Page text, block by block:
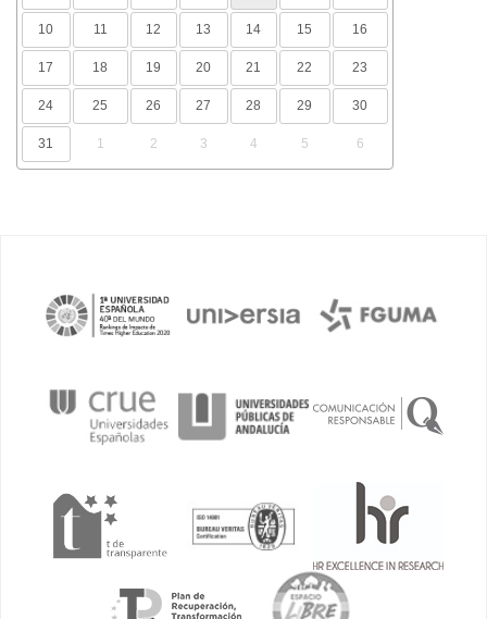
10 11 12 13 14 15 16
17 18 19 20 21 22 23
24 25 26 27 28 29 30
31 1 2 3 4 5 6